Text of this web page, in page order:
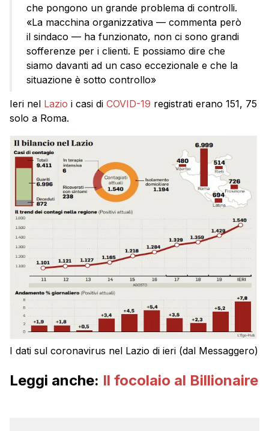
che pongono un grande problema di controlli.
«La macchina organizzativa — commenta però
il sindaco — ha funzionato, non ci sono grandi
sofferenze per i clienti. E possiamo dire che
siamo davanti ad un caso eccezionale e che la
situazione è sotto controllo»
Ieri nel Lazio i casi di COVID-19 registrati erano 151, 75
solo a Roma.
I dati sul coronavirus nel Lazio di ieri (dal Messaggero)
Leggi anche: Il focolaio al Billionaire